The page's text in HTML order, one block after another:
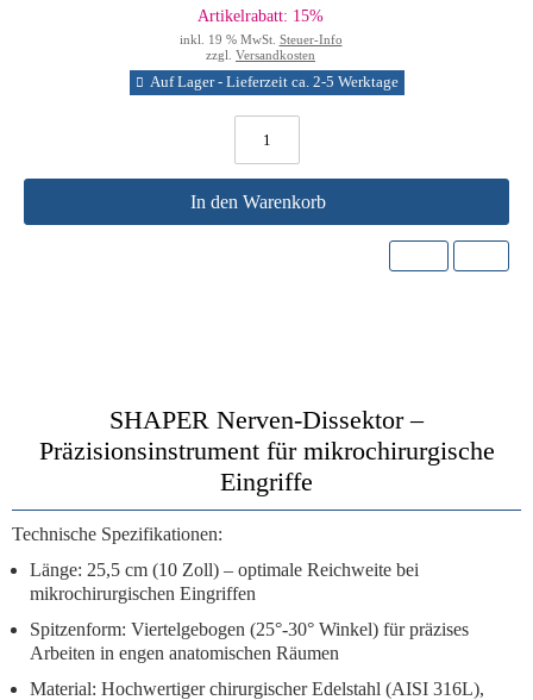
Artikelrabatt: 15%
inkl. 19 % MwSt. Steuer-Info
zzgl. Versandkosten
Auf Lager - Lieferzeit ca. 2-5 Werktage
In den Warenkorb
SHAPER Nerven-Dissektor –
Präzisionsinstrument für mikrochirurgische
Eingriffe
Technische Spezifikationen:
Länge: 25,5 cm (10 Zoll) – optimale Reichweite bei
mikrochirurgischen Eingriffen
Spitzenform: Viertelgebogen (25°-30° Winkel) für präzises
Arbeiten in engen anatomischen Räumen
Material: Hochwertiger chirurgischer Edelstahl (AISI 316L),